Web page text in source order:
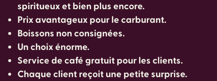
spiritueux et bien plus encore.
Prix avantageux pour le carburant.
Boissons non consignées.
Un choix énorme.
Service de café gratuit pour les clients.
Chaque client reçoit une petite surprise.